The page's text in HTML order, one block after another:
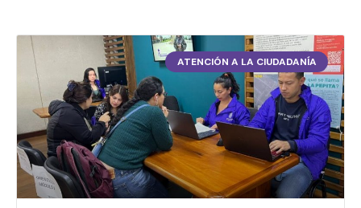
ATENCIÓN A LA CIUDADANÍA